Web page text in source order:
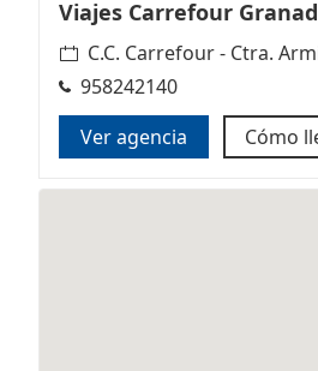
Viajes Carrefour
C.C. Carrefour - Ctra.
958242140
Ver agencia
Cómo